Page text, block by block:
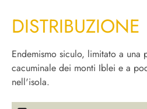
DISTRIBUZIONE
Endemismo siculo, limitato a una
cacuminale dei monti Iblei e a
nell'isola.